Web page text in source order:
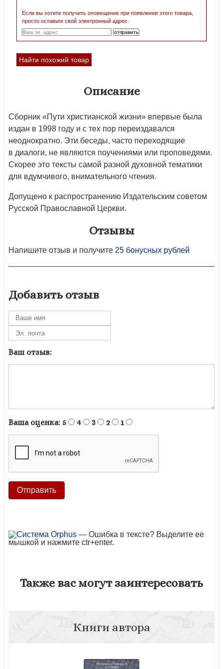
Если вы хотите получить оповещение при появлении этого товара,
просто оставьте свой электронный адрес.
Найти похожий товар
Описание
Сборник «Пути христианской жизни» впервые была
издан в 1998 году и с тех пор переиздавался
неоднократно. Эти беседы, часто переходящие
в диалоги, не являются поучениями или проповедями.
Скорее это тексты самой разной духовной тематики
для вдумчивого, внимательного чтения.
Допущено к распространению Издательским советом
Русской Православной Церкви.
Отзывы
Напишите отзыв и получите 25 бонусных рублей
Добавить отзыв
Ваш отзыв:
Ваша оценка: 5 4 3 2 1
— Ошибка в тексте? Выделите ее
мышкой и нажмите ctr+enter.
Также вас могут заинтересовать
Книги автора